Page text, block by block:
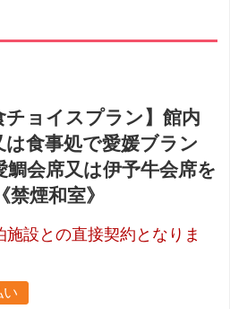
チョイスプラン】館内
は食事処で愛媛ブラン
鯛会席又は伊予牛会席を
禁煙和室》
施設との直接契約となりま
い